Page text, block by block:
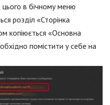
цього в бічному меню
розділ «Сторінка
копіюється «Основна
помістити у себе на